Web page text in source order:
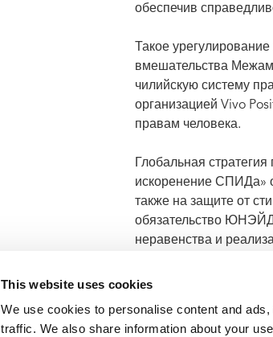
This website uses cookies
We use cookies to personalise content and
traffic. We also share information about your
обеспечив
Такое
вмешательства
чилийскую систему
организацией Vivo
правам человека.
Глобальная
искоренение СПИДа»
также на защите от
обязательство
неравенства и
гендерные нормы и